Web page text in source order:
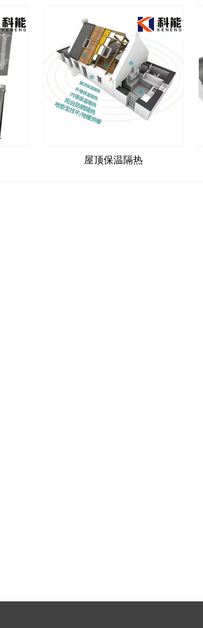
屋顶保温隔热